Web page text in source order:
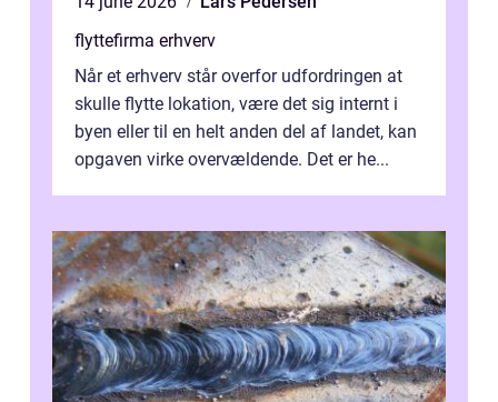
flyttefirma erhverv
Når et erhverv står overfor udfordringen at
skulle flytte lokation, være det sig internt i
byen eller til en helt anden del af landet, kan
opgaven virke overvældende. Det er he...